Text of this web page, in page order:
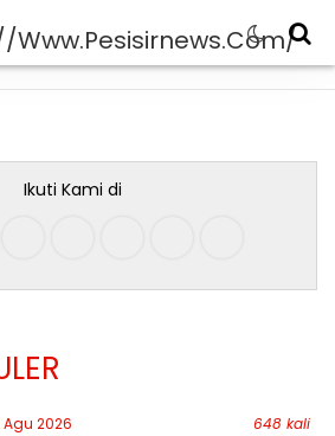
Ikuti Kami di
Agu 2026 648 kali